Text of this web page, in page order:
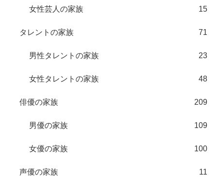
女性芸人の家族 15
タレントの家族 71
男性タレントの家族 23
女性タレントの家族 48
俳優の家族 209
男優の家族 109
女優の家族 100
声優の家族 11